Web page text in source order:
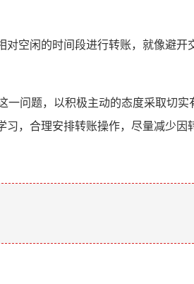
空闲的时间段进行转账，就像避开
一问题，以积极主动的态度采取切
，合理安排转账操作，尽量减少因